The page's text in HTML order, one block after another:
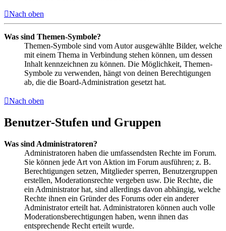
Nach oben
Was sind Themen-Symbole?
Themen-Symbole sind vom Autor ausgewählte Bilder, welche
mit einem Thema in Verbindung stehen können, um dessen
Inhalt kennzeichnen zu können. Die Möglichkeit, Themen-
Symbole zu verwenden, hängt von deinen Berechtigungen
ab, die die Board-Administration gesetzt hat.
Nach oben
Benutzer-Stufen und Gruppen
Was sind Administratoren?
Administratoren haben die umfassendsten Rechte im Forum.
Sie können jede Art von Aktion im Forum ausführen; z. B.
Berechtigungen setzen, Mitglieder sperren, Benutzergruppen
erstellen, Moderationsrechte vergeben usw. Die Rechte, die
ein Administrator hat, sind allerdings davon abhängig, welche
Rechte ihnen ein Gründer des Forums oder ein anderer
Administrator erteilt hat. Administratoren können auch volle
Moderationsberechtigungen haben, wenn ihnen das
entsprechende Recht erteilt wurde.